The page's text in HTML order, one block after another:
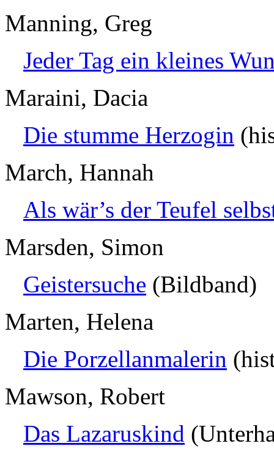
Manning, Greg
Jeder Tag ein kleines
Maraini, Dacia
Die stumme Herzogin
March, Hannah
Als wär’s der Teufel
Marsden, Simon
Geistersuche (Bildband)
Marten, Helena
Die Porzellanmalerin
Mawson, Robert
Das Lazaruskind